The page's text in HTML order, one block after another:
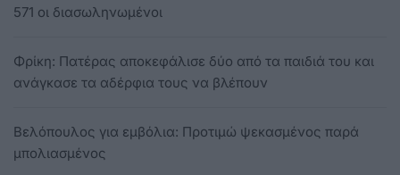
571 οι διασωληνωμένοι
Φρίκη: Πατέρας αποκεφάλισε δύο από τα παιδιά του και
ανάγκασε τα αδέρφια τους να βλέπουν
Βελόπουλος για εμβόλια: Προτιμώ ψεκασμένος παρά
μπολιασμένος